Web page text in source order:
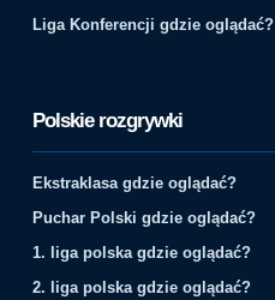
Liga Konferencji gdzie oglądać?
Polskie rozgrywki
Ekstraklasa gdzie oglądać?
Puchar Polski gdzie oglądać?
1. liga polska gdzie oglądać?
2. liga polska gdzie oglądać?